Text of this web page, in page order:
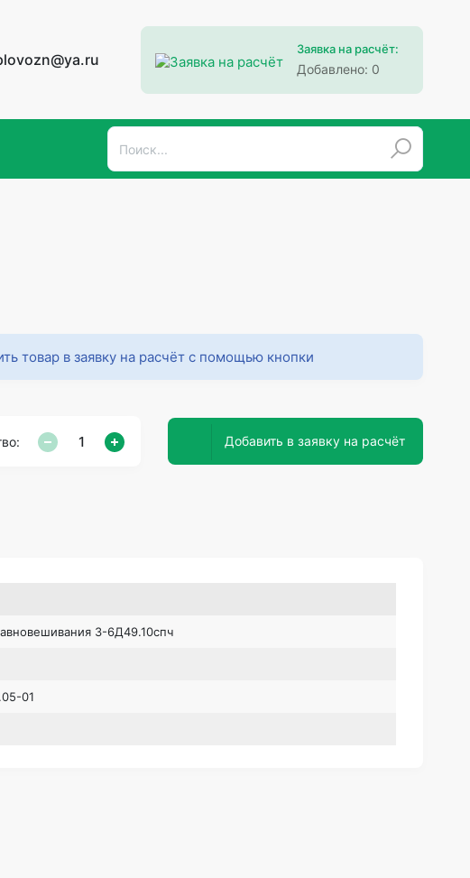
Заявка на расчёт:
Добавлено: 0
товар в заявку на расчёт с помощью кнопки
Добавить в заявку на расчёт
3-6Д49.10спч
01